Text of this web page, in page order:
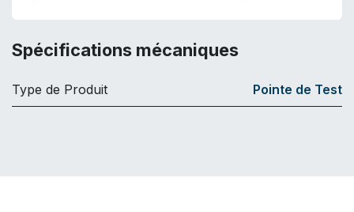
Spécifications mécaniques
Type de Produit Pointe de Test